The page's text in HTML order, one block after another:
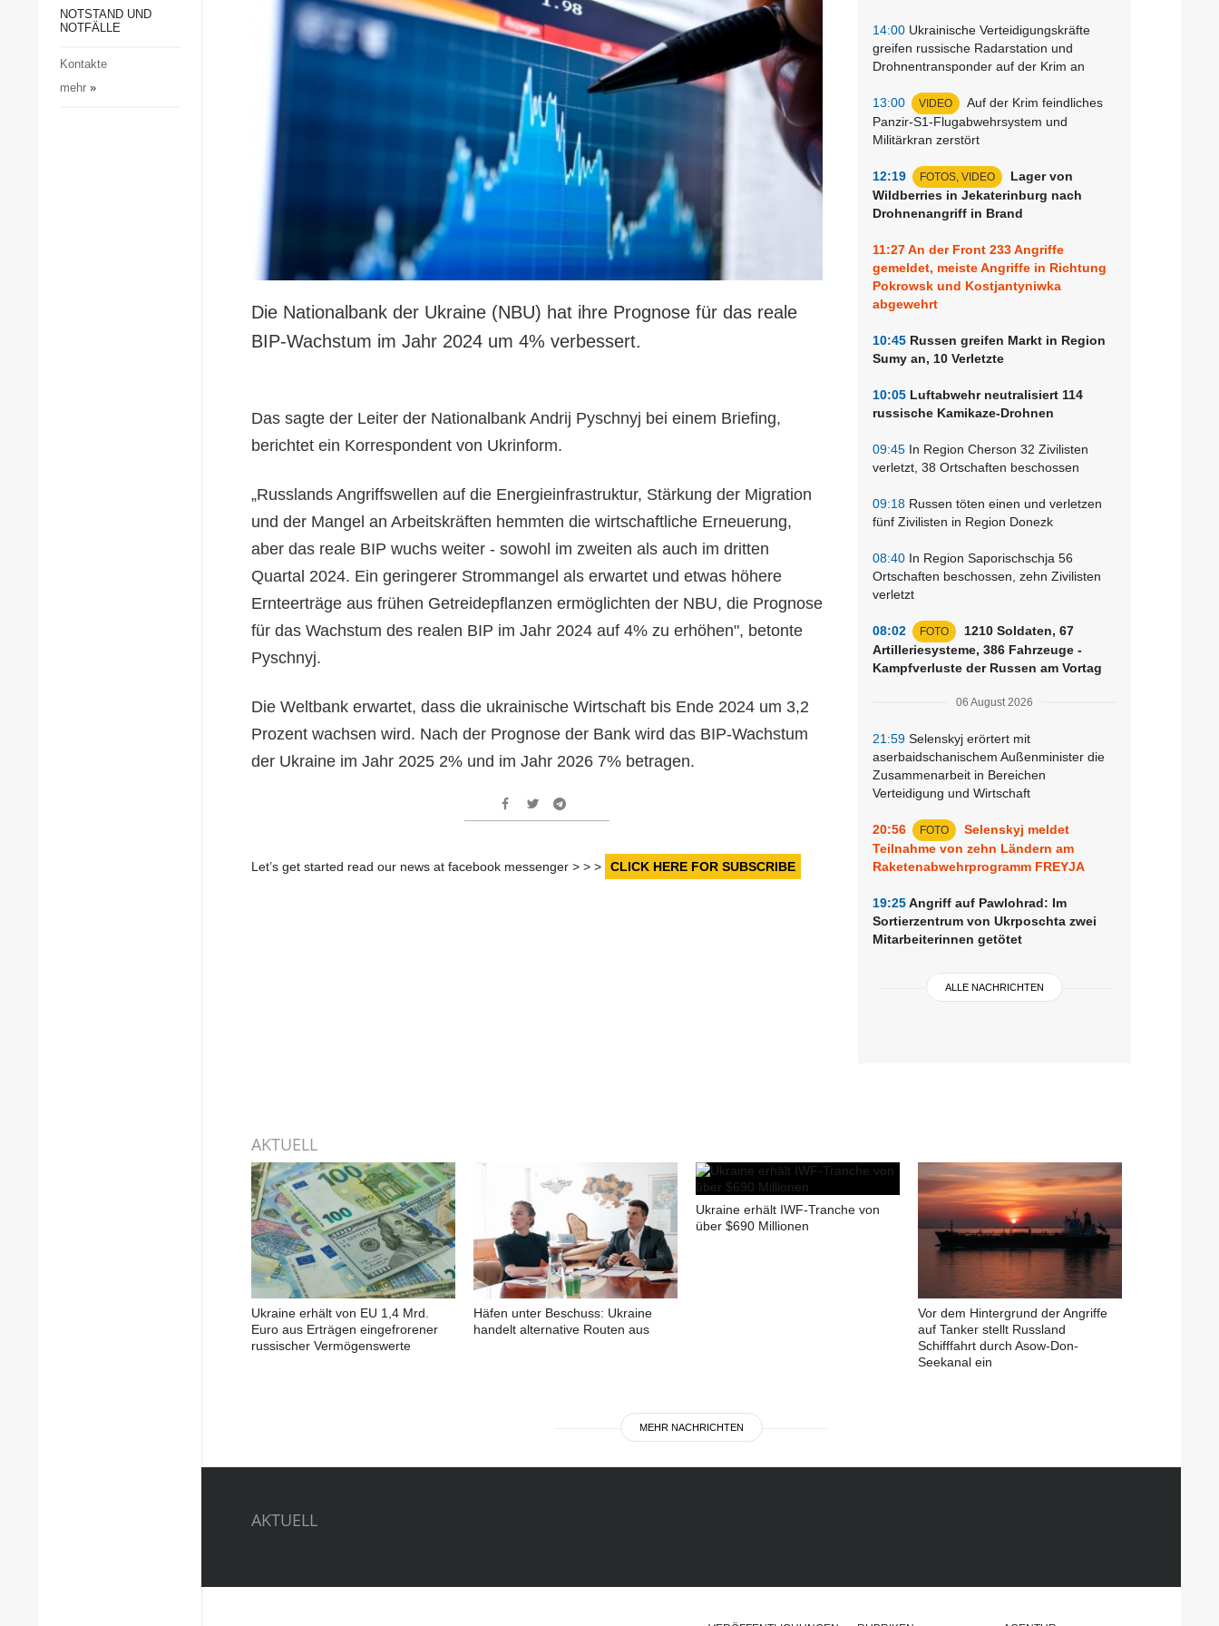
Gesellschaft und Kultur
NOTSTAND UND
NOTFÄLLE
Kontakte
mehr»
14:00 Ukrainische Verteidigungskräfte
greifen russische Radarstation und
Drohnentransponder auf der Krim an
13:00 VIDEO
Auf der Krim feindliches
Panzir-S1-Flugabwehrsystem und
Militärkran zerstört
12:19 FOTOS, VIDEO
Lager von
Wildberries in Jekaterinburg nach
Drohnenangriff in Brand
11:27An der Front 233 Angriffe
gemeldet, meiste Angriffe in Richtung
Pokrowsk und Kostjantyniwka
abgewehrt
10:45 Russen greifen Markt in Region
Sumy an, 10 Verletzte
10:05 Luftabwehr neutralisiert 114
russische Kamikaze-Drohnen
09:45 In Region Cherson 32 Zivilisten
verletzt, 38 Ortschaften beschossen
09:18 Russen töten einen und verletzen
fünf Zivilisten in Region Donezk
08:40 In Region Saporischschja 56
Ortschaften beschossen, zehn Zivilisten
verletzt
08:02 FOTO
1210 Soldaten, 67
Artilleriesysteme, 386 Fahrzeuge -
Kampfverluste der Russen am Vortag
06 August 2026
21:59 Selenskyj erörtert mit
aserbaidschanischem Außenminister die
Zusammenarbeit in Bereichen
Verteidigung und Wirtschaft
20:56 FOTO
Selenskyj meldet
Teilnahme von zehn Ländern am
Raketenabwehrprogramm FREYJA
19:25Angriff auf Pawlohrad: Im
Sortierzentrum von Ukrposchta zwei
Mitarbeiterinnen getötet
ALLE NACHRICHTEN
Die Nationalbank der Ukraine (NBU) hat ihre Prognose für das reale
BIP-Wachstum im Jahr 2024 um 4% verbessert.
Das sagte der Leiter der Nationalbank Andrij Pyschnyj bei einem Briefing,
berichtet ein Korrespondent von Ukrinform.
„Russlands Angriffswellen auf die Energieinfrastruktur, Stärkung der Migration
und der Mangel an Arbeitskräften hemmten die wirtschaftliche Erneuerung,
aber das reale BIP wuchs weiter - sowohl im zweiten als auch im dritten
Quartal 2024. Ein geringerer Strommangel als erwartet und etwas höhere
Ernteerträge aus frühen Getreidepflanzen ermöglichten der NBU, die Prognose
für das Wachstum des realen BIP im Jahr 2024 auf 4% zu erhöhen", betonte
Pyschnyj.
Die Weltbank erwartet, dass die ukrainische Wirtschaft bis Ende 2024 um 3,2
Prozent wachsen wird. Nach der Prognose der Bank wird das BIP-Wachstum
der Ukraine im Jahr 2025 2% und im Jahr 2026 7% betragen.
Let’s get started read our news at facebook messenger > > > CLICK HERE FOR SUBSCRIBE
AKTUELL
Ukraine erhält von EU 1,4 Mrd.
Euro aus Erträgen eingefrorener
russischer Vermögenswerte
Häfen unter Beschuss: Ukraine
handelt alternative Routen aus
Ukraine erhält IWF-Tranche von
über $690 Millionen
Vor dem Hintergrund der Angriffe
auf Tanker stellt Russland
Schifffahrt durch Asow-Don-
Seekanal ein
MEHR NACHRICHTEN
AKTUELL